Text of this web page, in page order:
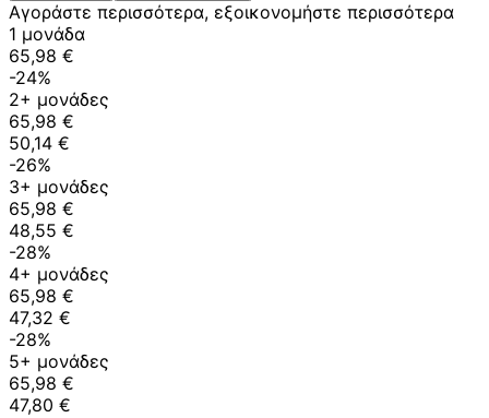
Αγοράστε περισσότερα, εξοικονομήστε περισσότερα
1 μονάδα
65,98 €
-24%
2+ μονάδες
65,98 €
50,14 €
-26%
3+ μονάδες
65,98 €
48,55 €
-28%
4+ μονάδες
65,98 €
47,32 €
-28%
5+ μονάδες
65,98 €
47,80 €